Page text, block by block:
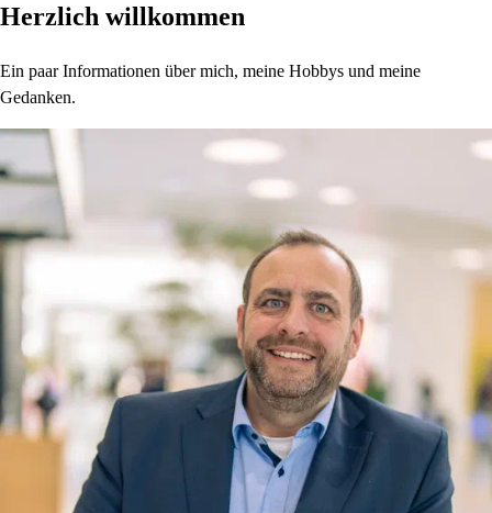
Herzlich willkommen
Ein paar Informationen über mich, meine Hobbys und meine
Gedanken.